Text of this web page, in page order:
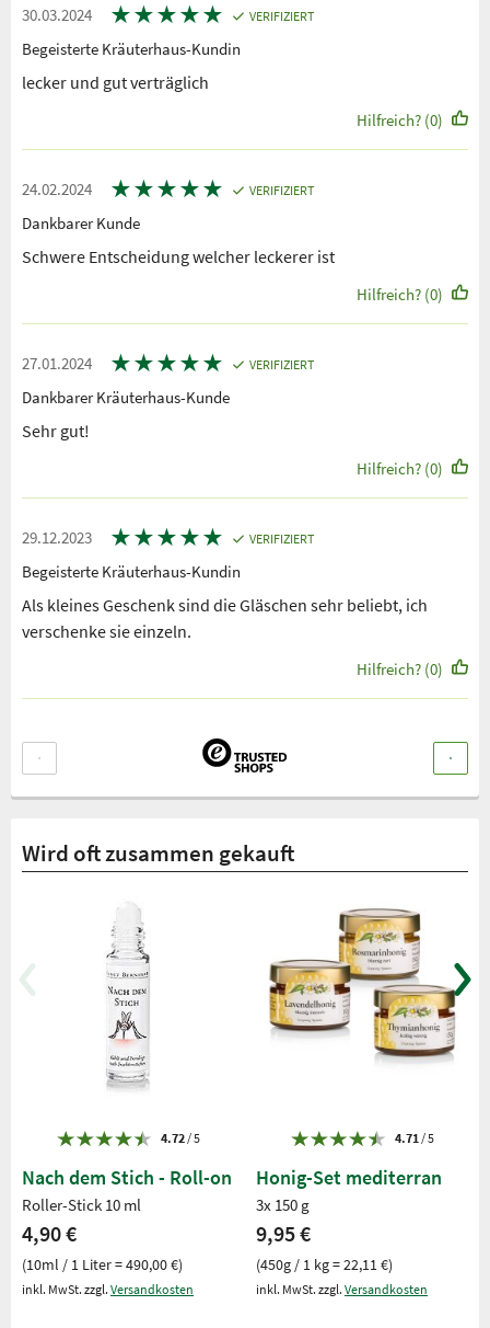
30.03.2024 ★★★★★ VERIFIZIERT
Begeisterte Kräuterhaus-Kundin
lecker und gut verträglich
Hilfreich? (0)
24.02.2024 ★★★★★ VERIFIZIERT
Dankbarer Kunde
Schwere Entscheidung welcher leckerer ist
Hilfreich? (0)
27.01.2024 ★★★★★ VERIFIZIERT
Dankbarer Kräuterhaus-Kunde
Sehr gut!
Hilfreich? (0)
29.12.2023 ★★★★★ VERIFIZIERT
Begeisterte Kräuterhaus-Kundin
Als kleines Geschenk sind die Gläschen sehr beliebt, ich
verschenke sie einzeln.
Hilfreich? (0)
Wird oft zusammen gekauft
4.72/ 5
Nach dem Stich - Roll-on
Roller-Stick 10 ml
4,90 €
(10ml / 1 Liter = 490,00 €)
inkl. MwSt. zzgl. Versandkosten
4.71 / 5
Honig-Set mediterran
3x 150 g
9,95 €
(450g / 1 kg = 22,11 €)
inkl. MwSt. zzgl. Versandkosten